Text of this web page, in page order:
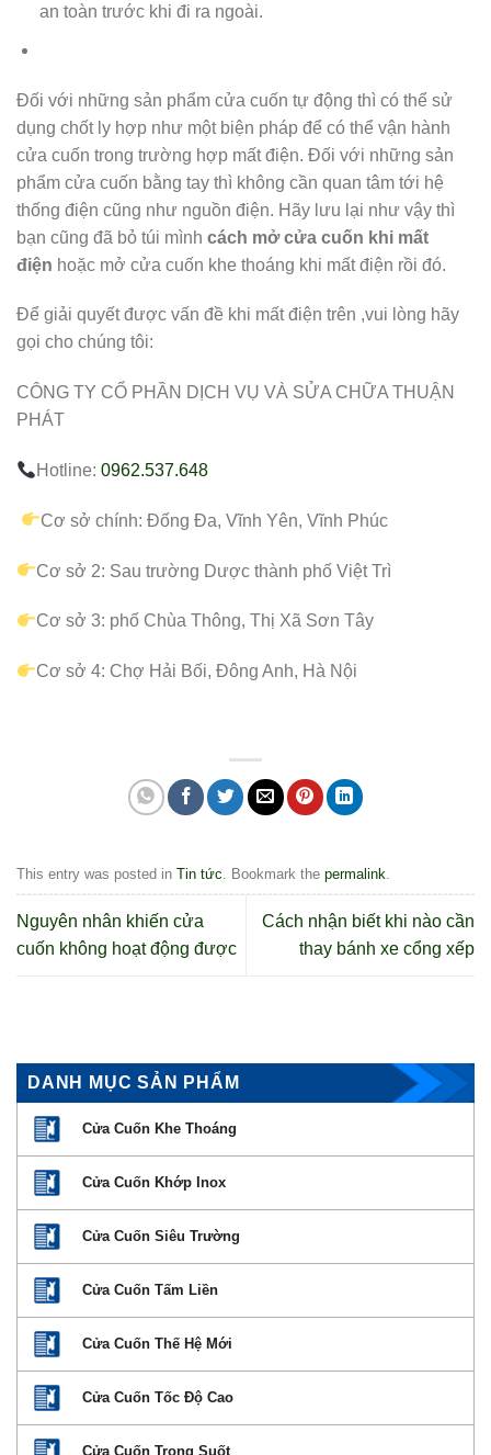
an toàn trước khi đi ra ngoài.
Đối với những sản phẩm cửa cuốn tự động thì có thể sử
dụng chốt ly hợp như một biện pháp để có thể vận hành
cửa cuốn trong trường hợp mất điện. Đối với những sản
phẩm cửa cuốn bằng tay thì không cần quan tâm tới hệ
thống điện cũng như nguồn điện. Hãy lưu lại như vậy thì
bạn cũng đã bỏ túi mình cách mở cửa cuốn khi mất
điện hoặc mở cửa cuốn khe thoáng khi mất điện rồi đó.
Để giải quyết được vấn đề khi mất điện trên ,vui lòng hãy
gọi cho chúng tôi:
CÔNG TY CỔ PHẦN DỊCH VỤ VÀ SỬA CHỮA THUẬN
PHÁT
Hotline:0962.537.648
Cơ sở chính: Đống Đa, Vĩnh Yên, Vĩnh Phúc
Cơ sở 2: Sau trường Dược thành phố Việt Trì
Cơ sở 3: phố Chùa Thông, Thị Xã Sơn Tây
Cơ sở 4: Chợ Hải Bối, Đông Anh, Hà Nội
This entry was posted in Tin tức . Bookmark the permalink
Nguyên nhân khiến cửa
cuốn không hoạt động được
Cách nhận biết khi nào cần
thay bánh xe cổng xếp
DANH MỤC SẢN PHẨM
Cửa Cuốn Khe Thoáng
Cửa Cuốn Khớp Inox
Cửa Cuốn Siêu Trường
Cửa Cuốn Tấm Liền
Cửa Cuốn Thế Hệ Mới
Cửa Cuốn Tốc Độ Cao
Cửa Cuốn Trong Suốt